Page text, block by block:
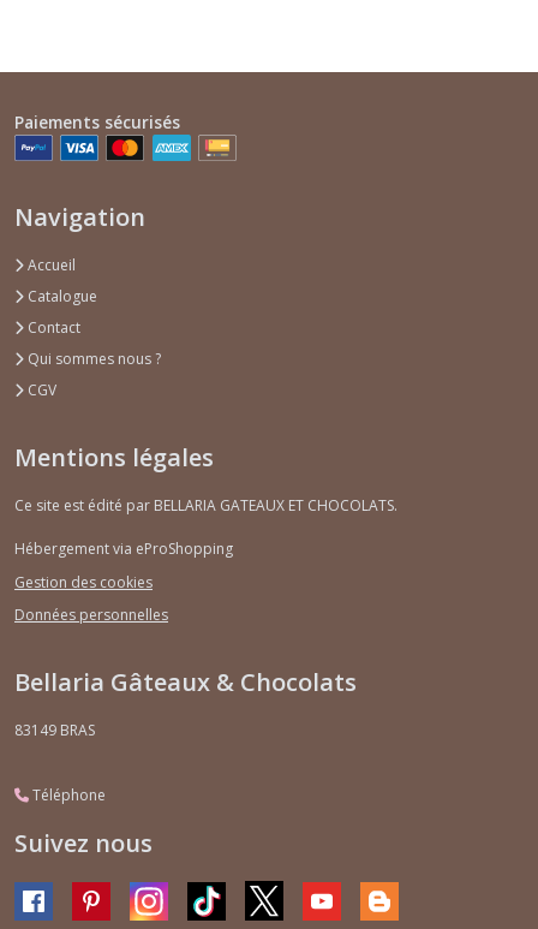
Paiements sécurisés
Navigation
Accueil
Catalogue
Contact
Qui sommes nous ?
CGV
Mentions légales
Ce site est édité par BELLARIA GATEAUX ET CHOCOLATS.
Hébergement via eProShopping
Gestion des cookies
Données personnelles
Bellaria Gâteaux & Chocolats
83149 BRAS
Téléphone
Suivez nous